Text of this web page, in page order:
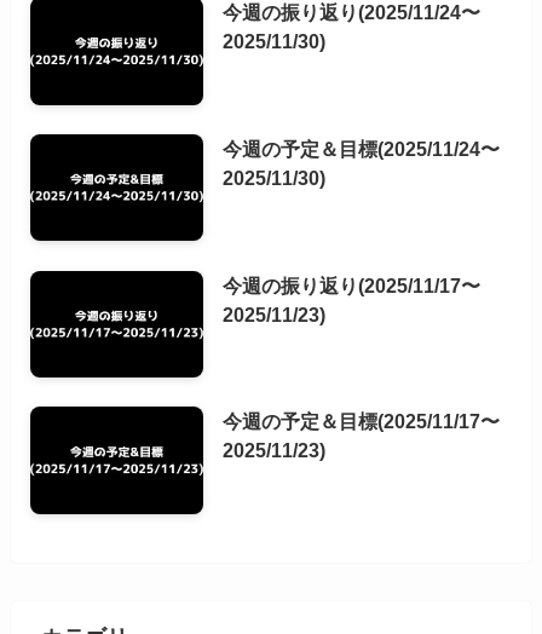
今週の振り返り(2025/11/24〜
2025/11/30)
今週の予定＆目標(2025/11/24〜
2025/11/30)
今週の振り返り(2025/11/17〜
2025/11/23)
今週の予定＆目標(2025/11/17〜
2025/11/23)